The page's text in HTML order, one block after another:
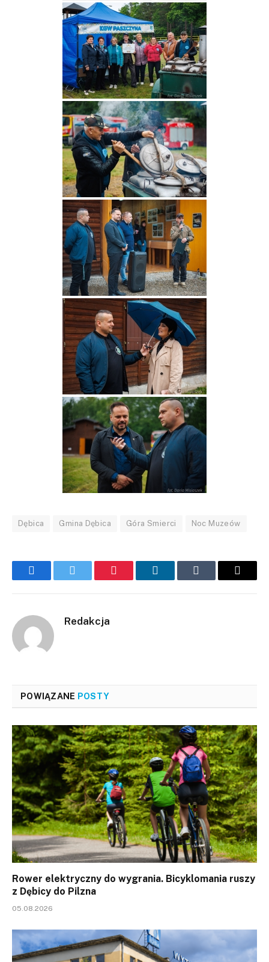
Dębica Gmina Dębica Góra Smierci Noc Muzeów
FacebookTwitter Pinterest LinkedInTumblr Email
Redakcja
POWIĄZANE POSTY
Rower elektryczny do wygrania. Bicyklomania ruszy
z Dębicy do Pilzna
05.08.2026